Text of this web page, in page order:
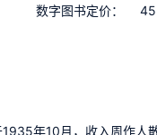
数字图书定价：
1935年10月，收入周作人